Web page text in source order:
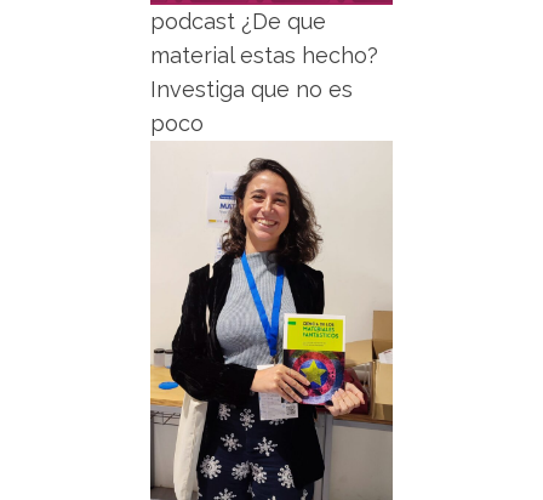
podcast ¿De que
material estas hecho?
Investiga que no es
poco